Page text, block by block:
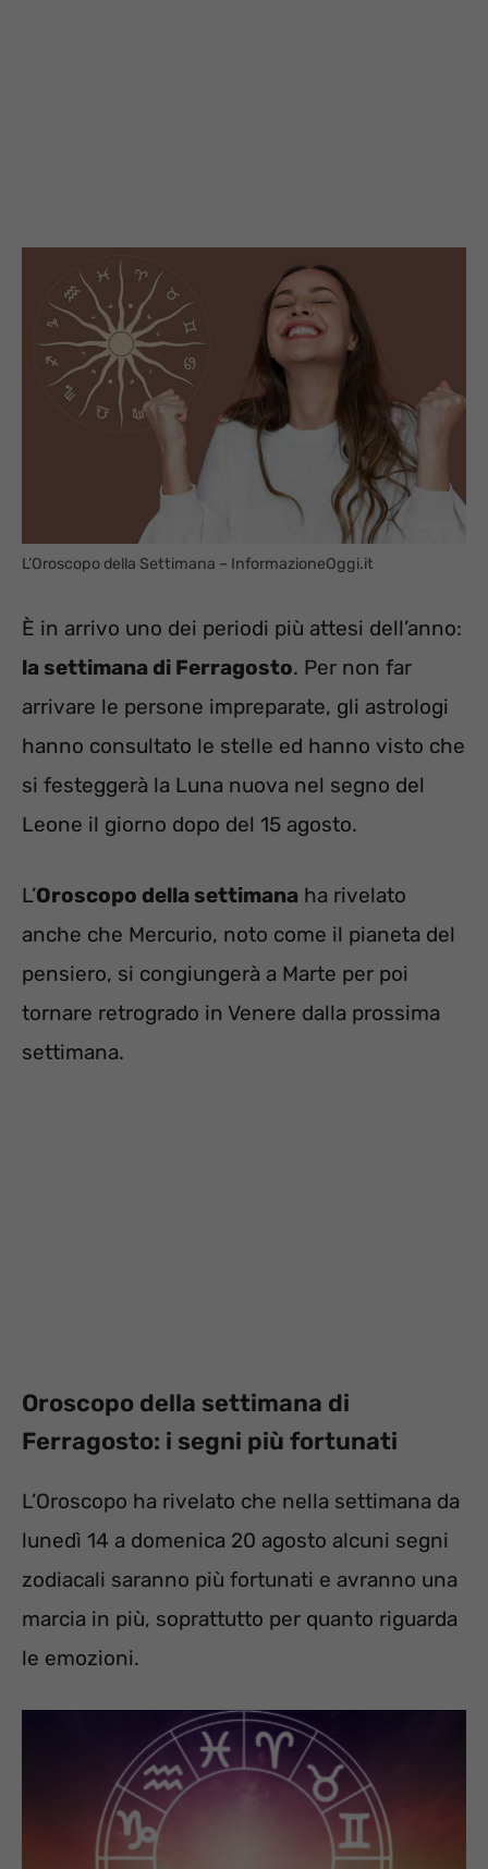
L’Oroscopo della Settimana – InformazioneOggi.it
È in arrivo uno dei periodi più attesi dell’anno:
la settimana di Ferragosto. Per non far
arrivare le persone impreparate, gli astrologi
hanno consultato le stelle ed hanno visto che
si festeggerà la Luna nuova nel segno del
Leone il giorno dopo del 15 agosto.
L’Oroscopo della settimana ha rivelato
anche che Mercurio, noto come il pianeta del
pensiero, si congiungerà a Marte per poi
tornare retrogrado in Venere dalla prossima
settimana.
Oroscopo della settimana di
Ferragosto: i segni più fortunati
L’Oroscopo ha rivelato che nella settimana da
lunedì 14 a domenica 20 agosto alcuni segni
zodiacali saranno più fortunati e avranno una
marcia in più, soprattutto per quanto riguarda
le emozioni.